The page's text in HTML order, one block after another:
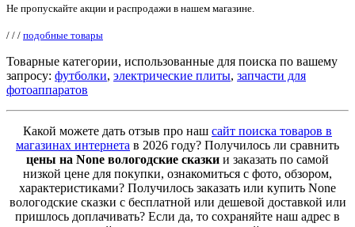
Не пропускайте акции и распродажи в нашем магазине.
/ / / подобные товары
Товарные категории, использованные для поиска по вашему
запросу: футболки, электрические плиты, запчасти для
фотоаппаратов
Какой можете дать отзыв про наш сайт поиска товаров в
магазинах интернета в 2026 году? Получилось ли сравнить
цены на None вологодские сказки и заказать по самой
низкой цене для покупки, ознакомиться с фото, обзором,
характеристиками? Получилось заказать или купить None
вологодские сказки с бесплатной или дешевой доставкой или
пришлось доплачивать? Если да, то сохраняйте наш адрес в